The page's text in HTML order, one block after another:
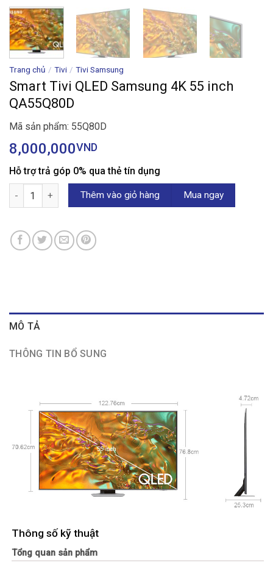
Trang chủ / Tivi / Tivi Samsung
Smart Tivi QLED Samsung 4K 55 inch
QA55Q80D
Mã sản phẩm: 55Q80D
8,000,000VND
Hỗ trợ trả góp 0% qua thẻ tín dụng
Smart Tivi QLED Samsung 4K 55 inch QA55Q80D số lượng
Thêm vào giỏ hàng Mua ngay
MÔ TẢ
THÔNG TIN BỔ SUNG
Thông số kỹ thuật
Tổng quan sản phẩm